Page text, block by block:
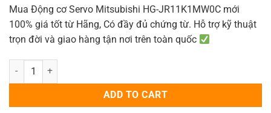
was:
14.730.120 ₫.
is:
12.957.050
Mua Động cơ Servo Mitsubishi HG-JR11K1MW0C mới
100% giá tốt từ Hãng, Có đầy đủ chứng từ. Hỗ trợ kỹ thuật
trọn đời và giao hàng tận nơi trên toàn quốc
Động cơ Servo Mitsubishi HG-JR11K1MW0C quantity
ADD TO CART